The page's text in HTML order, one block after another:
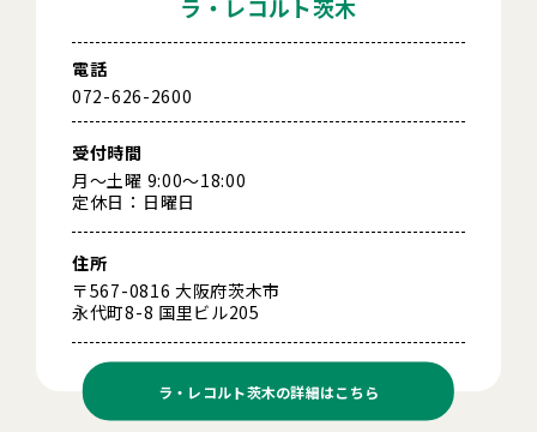
ラ・レコルト茨木
電話
072-626-2600
受付時間
月～土曜 9:00～18:00
定休日：日曜日
住所
〒567-0816 大阪府茨木市
永代町8-8 国里ビル205
ラ・レコルト茨木の詳細はこちら